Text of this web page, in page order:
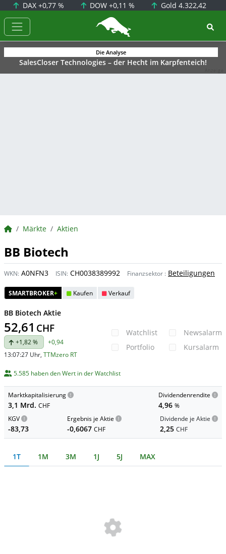
DAX +0,77 % DOW+0,11 % Gold 4.322,42
BörsenNEWS.de
Die Analyse
SalesCloser Technologies – der Hecht im Karpfenteich!
BörsenNEWS.de
Märkte Aktien
BB Biotech
WKN: A0NFN3 ISIN: CH0038389992 Finanzsektor : Beteiligungen
SMARTBROKER+ Kaufen Verkauf
BB Biotech Aktie
52,61 CHF
+1,82 %
+0,94
13:07:27 Uhr, TTMzero RT
Watchlist
Portfolio
Newsalarm
Kursalarm
5.585 haben den Wert in der Watchlist
Marktkapitalisierung
3,1 Mrd. CHF
Dividendenrendite
4,96 %
KGV
-83,73
Ergebnis je Aktie
-0,6067 CHF
Dividende je Aktie
2,25 CHF
1T 1M 3M 1J 5J MAX